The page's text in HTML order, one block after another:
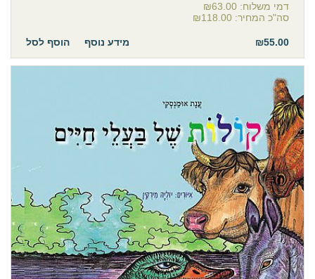
דמי משלוח: ₪63.00
סה"כ המחיר: ₪118.00
₪55.00 הוסף לסל מידע נוסף